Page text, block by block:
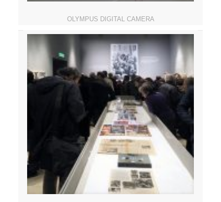
OLYMPUS DIGITAL CAMERA